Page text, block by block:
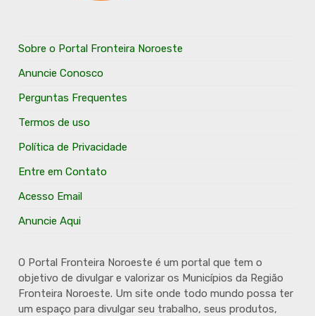
Sobre o Portal Fronteira Noroeste
Anuncie Conosco
Perguntas Frequentes
Termos de uso
Política de Privacidade
Entre em Contato
Acesso Email
Anuncie Aqui
O Portal Fronteira Noroeste é um portal que tem o
objetivo de divulgar e valorizar os Municípios da Região
Fronteira Noroeste. Um site onde todo mundo possa ter
um espaço para divulgar seu trabalho, seus produtos,